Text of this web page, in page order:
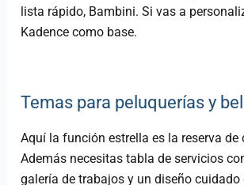
lista rápido, Bambini. Si vas a
Kadence como base.
Temas para peluquerías y
Aquí la función estrella es la reserva de
Además necesitas tabla de servicios
galería de trabajos y un diseño